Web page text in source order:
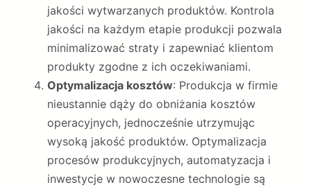
jakości wytwarzanych produktów. Kontrola
jakości na każdym etapie produkcji pozwala
minimalizować straty i zapewniać klientom
produkty zgodne z ich oczekiwaniami.
Optymalizacja kosztów: Produkcja w firmie
nieustannie dąży do obniżania kosztów
operacyjnych, jednocześnie utrzymując
wysoką jakość produktów. Optymalizacja
procesów produkcyjnych, automatyzacja i
inwestycje w nowoczesne technologie są